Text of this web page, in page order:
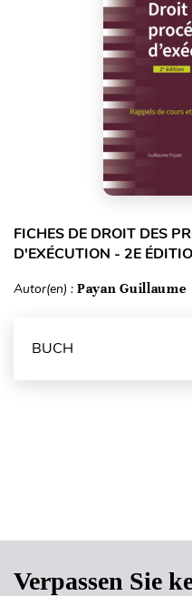
FICHES DE DROIT DES
D'EXÉCUTION - 2E
Autor(en) : Payan Guillaume
BUCH
Verpassen Sie